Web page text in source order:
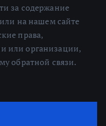
за содержание
на нашем сайте
права,
или организации,
обратной связи.